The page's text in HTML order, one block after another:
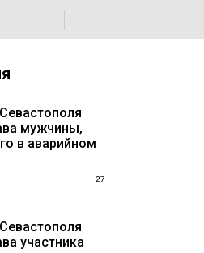
мужчины,
в аварийном
27
участника